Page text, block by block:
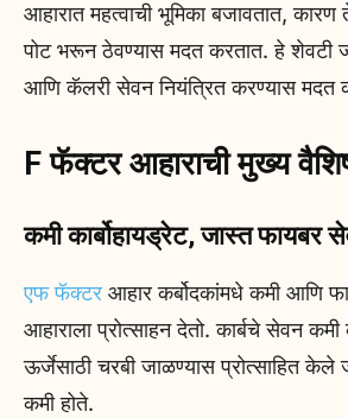
आहारात महत्वाची भूमिका बजावतात,
पोट भरून ठेवण्यास मदत करतात. हे शेवटी
आणि कॅलरी सेवन नियंत्रित करण्यास मदत
F फॅक्टर आहाराची मुख्य
कमी कार्बोहायड्रेट, जास्त फायबर
एफ फॅक्टर आहार कर्बोदकांमधे कमी आणि
आहाराला प्रोत्साहन देतो. कार्बचे सेवन
ऊर्जेसाठी चरबी जाळण्यास प्रोत्साहित
कमी होते.